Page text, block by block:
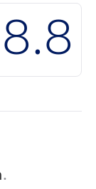
8.8
.